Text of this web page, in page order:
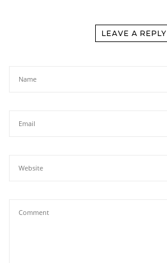
LEAVE A REPLY